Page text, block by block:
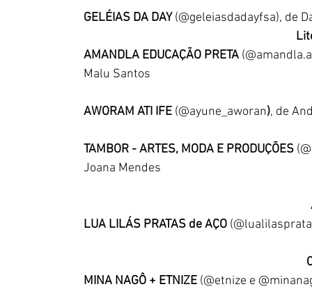
GELÉIAS DA DAY (@geleiasdadayfsa), de
AMANDLA EDUCAÇÃO PRETA
Malu Santos
AWORAM ATI IFE (@ayune_aworan), de
TAMBOR - ARTES, MODA E PRODUÇÕES
Joana Mendes
LUA LILÁS PRATAS de AÇO
MINA NAGÔ + ETNIZE (@etnize e